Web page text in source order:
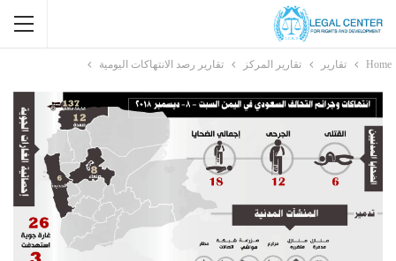
Home تقارير تقارير المركز تقارير رصد الانتهاكات اليومية